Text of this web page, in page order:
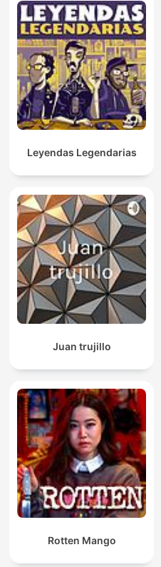
Leyendas Legendarias
Juan trujillo
Rotten Mango